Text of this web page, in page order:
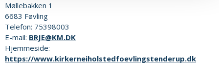
Møllebakken 1
6683 Føvling
Telefon: 75398003
E-mail: BRJE@KM.DK
Hjemmeside:
https://www.kirkerneiholstedfoevlingstenderup.dk